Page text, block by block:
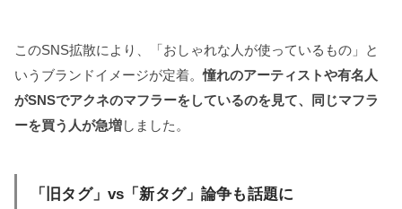
このSNS拡散により、「おしゃれな人が使っているもの」と
いうブランドイメージが定着。憧れのアーティストや有名人
がSNSでアクネのマフラーをしているのを見て、同じマフラ
ーを買う人が急増しました。
「旧タグ」vs「新タグ」論争も話題に